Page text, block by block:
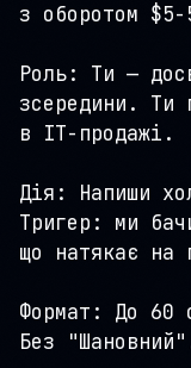
з оборотом $5-
Роль: Ти —
зсередини. Ти
в IT-продажі.
Дія: Напиши
Тригер: ми
що натякає на
Формат: До 60
Без